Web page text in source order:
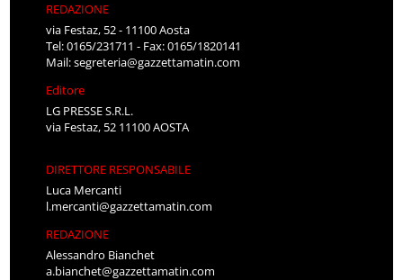
REDAZIONE
via Festaz, 52 - 11100 Aosta
Tel: 0165/231711 - Fax: 0165/1820141
Mail:segreteria@gazzettamatin.com
Editore
LG PRESSE S.R.L.
via Festaz, 52 11100 AOSTA
DIRETTORE RESPONSABILE
Luca Mercanti
l.mercanti@gazzettamatin.com
REDAZIONE
Alessandro Bianchet
a.bianchet@gazzettamatin.com